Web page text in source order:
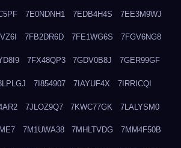
7E0NDNH1 7EDB4H4S 7EE3M9WJ
7FB2DR6D 7FE1WG6S 7FGV6NG8
7FX48QP3 7GDV0B8J 7GER99GF
7I854907 7IAYUF4X 7IRRICQI
7JLOZ9Q7 7KWC77GK 7LALYSM0
7M1UWA38 7MHLTVDG 7MM4F50B